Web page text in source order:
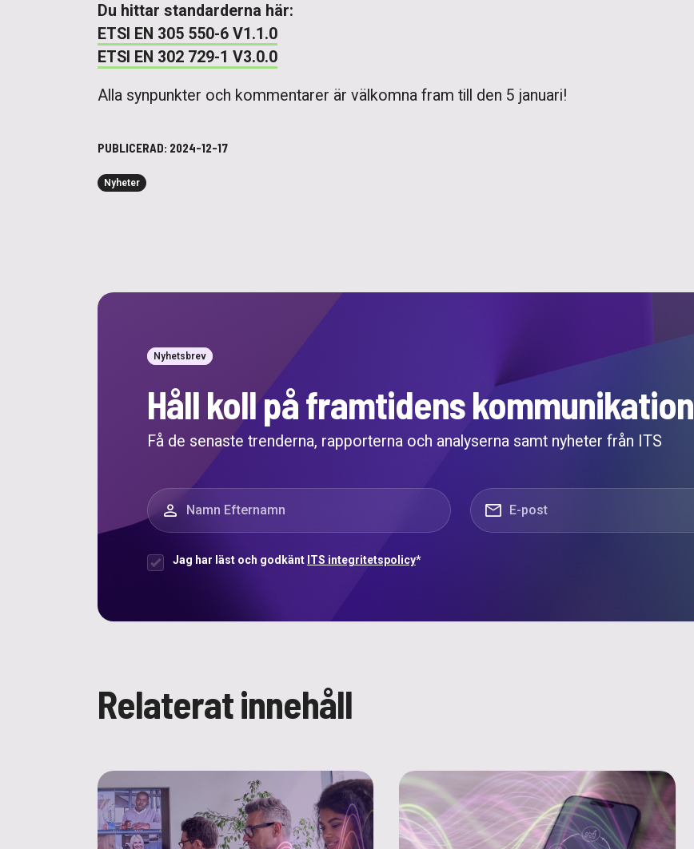
Du hittar standarderna här:
ETSI EN 305 550-6 V1.1.0
ETSI EN 302 729-1 V3.0.0
Alla synpunkter och kommentarer är välkomna fram till den 5 januari!
PUBLICERAD: 2024-12-17
Nyheter
Nyhetsbrev
Håll koll på framtidens kommunikation
Få de senaste trenderna, rapporterna och analyserna samt nyheter från ITS
”*
Namn E-post
Samtycke*
Jag har läst och godkänt ITS integritetspolicy*
Relaterat innehåll